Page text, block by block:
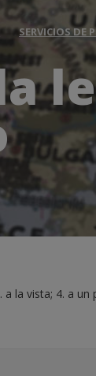
SERVICIOS DE
la vista; 4. a un